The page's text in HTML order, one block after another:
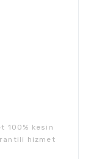
100% kesin
hizmet